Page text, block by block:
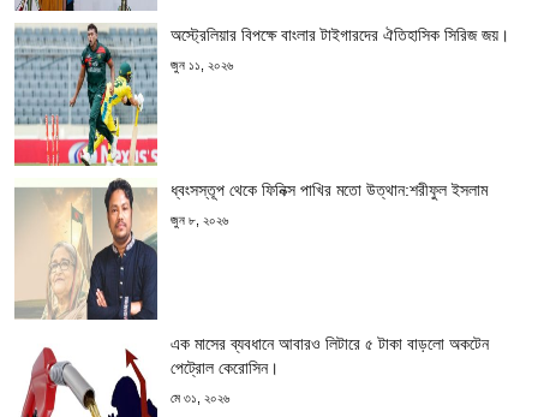
অস্ট্রেলিয়ার বিপক্ষে বাংলার টাইগারদের ঐতিহাসিক সিরিজ জয়।
জুন ১১, ২০২৬
ধ্বংসস্তূপ থেকে ফিনিক্স পাখির মতো উত্থান:শরীফুল ইসলাম
জুন ৮, ২০২৬
এক মাসের ব্যবধানে আবারও লিটারে ৫ টাকা বাড়লো অকটেন
পেট্রোল কেরোসিন।
মে ৩১, ২০২৬